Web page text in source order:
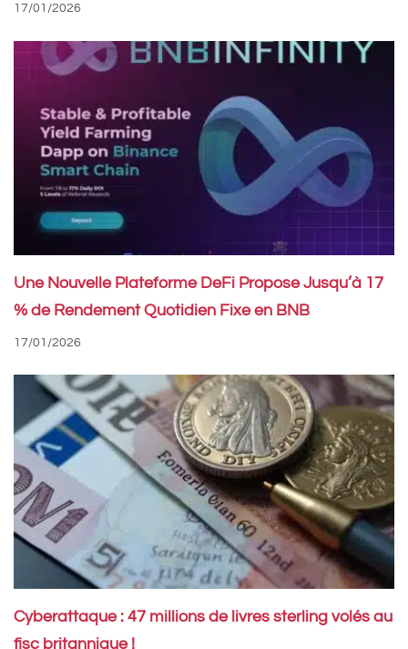
17/01/2026
Une Nouvelle Plateforme DeFi Propose Jusqu’à 17
% de Rendement Quotidien Fixe en BNB
17/01/2026
Cyberattaque : 47 millions de livres sterling volés au
fisc britannique !